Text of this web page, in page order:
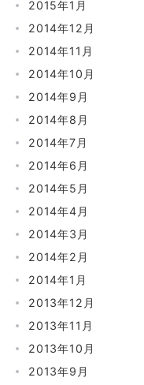
2015年1月
2014年12月
2014年11月
2014年10月
2014年9月
2014年8月
2014年7月
2014年6月
2014年5月
2014年4月
2014年3月
2014年2月
2014年1月
2013年12月
2013年11月
2013年10月
2013年9月